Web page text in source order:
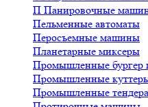
П Панировочные
Пельменные автоматы
Перосъемные машины
Планетарные миксеры
Промышленные бургер
Промышленные
Промышленные